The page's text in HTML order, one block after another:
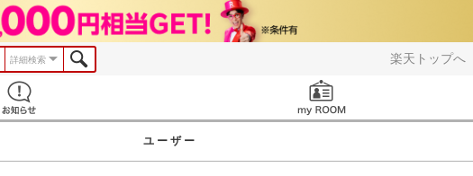
楽天トップへ
詳細検索
ユーザー